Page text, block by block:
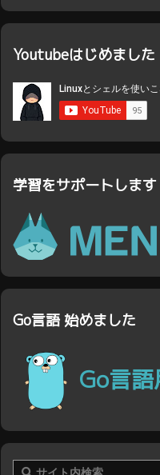
Youtubeはじめました
学習をサポートします
Go言語 始めました
Go言